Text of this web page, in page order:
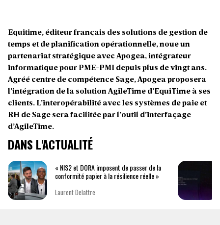
Equitime, éditeur français des solutions de gestion de
temps et de planification opérationnelle, noue un
partenariat stratégique avec Apogea, intégrateur
informatique pour PME-PMI depuis plus de vingt ans.
Agréé centre de compétence Sage, Apogea proposera
l’intégration de la solution AgileTime d’EquiTime à ses
clients. L’interopérabilité avec les systèmes de paie et
RH de Sage sera facilitée par l’outil d’interfaçage
d’AgileTime.
DANS L'ACTUALITÉ
« NIS2 et DORA imposent de passer de la
conformité papier à la résilience réelle »
Laurent Delattre